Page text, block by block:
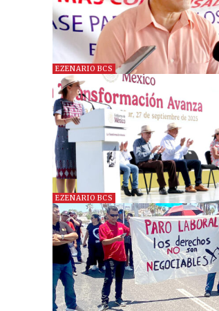
EZENARIO BCS
EZENARIO BCS